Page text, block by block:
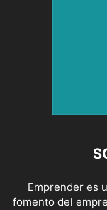
Emprender es
fomento del